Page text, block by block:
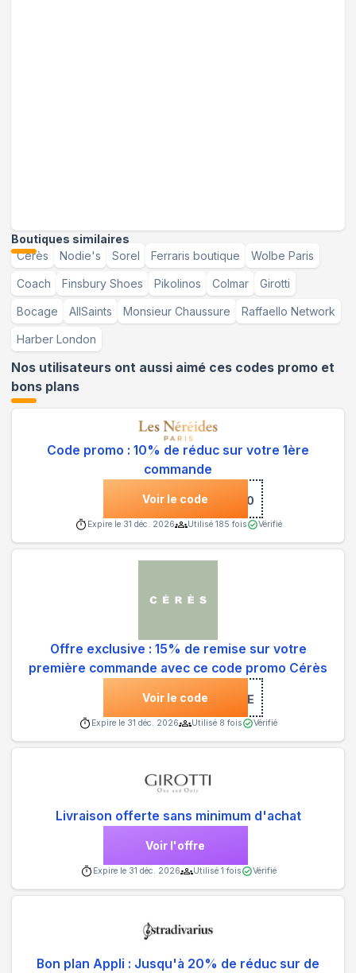
Boutiques similaires
Cérès
Nodie's Sorel Ferraris boutique Wolbe Paris
Coach Finsbury Shoes Pikolinos Colmar Girotti
Bocage AllSaints Monsieur Chaussure Raffaello Network
Harber London
Nos utilisateurs ont aussi aimé ces codes promo et
bons plans
Code promo : 10% de réduc sur votre 1ère
commande
Voir le code
***NVENUE-10
Expire le 31 déc. 2026 Utilisé 185 fois Vérifié
Offre exclusive : 15% de remise sur votre
première commande avec ce code promo Cérès
Voir le code***NVENUE
Expire le 31 déc. 2026 Utilisé 8 fois Vérifié
Livraison offerte sans minimum d'achat
Voir l'offre
Expire le 31 déc. 2026 Utilisé 1 fois Vérifié
Bon plan Appli : Jusqu'à 20% de réduc sur de